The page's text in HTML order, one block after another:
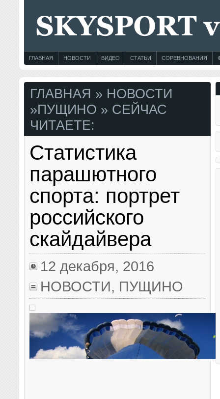
ГЛАВНАЯ НОВОСТИ ВИДЕО СТАТЬИ СОРЕВНОВАНИЯ
ГЛАВНАЯ » НОВОСТИ
»ПУЩИНО » СЕЙЧАС
ЧИТАЕТЕ:
Статистика
парашютного
спорта: портрет
российского
скайдайвера
12 декабря, 2016
НОВОСТИ, ПУЩИНО